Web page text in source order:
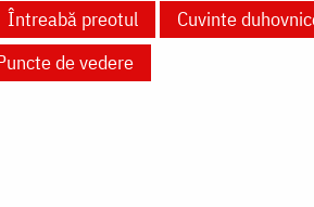
Întreabă preotul Cuvinte
de vedere